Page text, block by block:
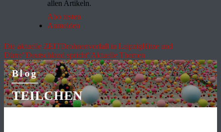
allen Artikeln.
Abo testen
Anmelden
Die aktuelle ZEITDrohnenvorfall in LeipzigHitze und
Dürre"Deutschland spricht"Aktuelle Themen
Blog
TEILCHEN